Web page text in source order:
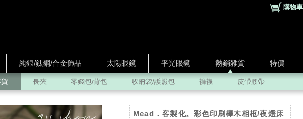
純銀/鈦鋼/合金飾品 太陽眼鏡 平光眼鏡 熱銷雜貨 特價
購物車
貨 長夾 零錢包/背包 收納袋/護照包 褲襪 皮帶腰帶
Mead．客製化。彩色印刷櫸木相框/夜燈床